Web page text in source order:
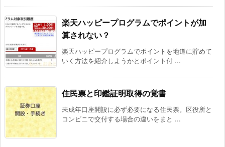
楽天ハッピープログラムでポイントが加
算されない？
楽天ハッピープログラムでポイントを地道に貯めて
いく方法を紹介しようかとポイント付 ...
住民票と印鑑証明取得の覚書
未成年口座開設に必ず必要になる住民票。区役所と
コンビニで交付する場合の違いをまと ...